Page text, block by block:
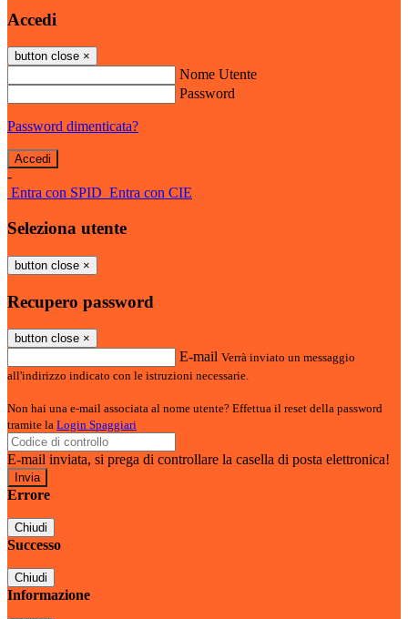
Accedi
button close ×
Nome Utente
Password
Password dimenticata?
-
Entra con SPID Entra con CIE
Seleziona utente
button close ×
Recupero password
button close ×
E-mail Verrà inviato un messaggio
all'indirizzo indicato con le istruzioni necessarie.
Non hai una e-mail associata al nome utente? Effettua il reset della password
tramite la Login Spaggiari
E-mail inviata, si prega di controllare la casella di posta elettronica!
Errore
Chiudi
Successo
Chiudi
Informazione